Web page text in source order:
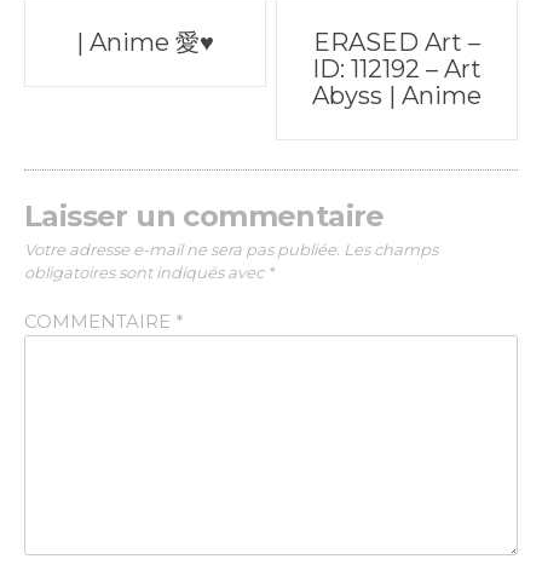
Poste
navigation
| Anime 愛♥
ERASED Art –
ID: 112192 – Art
Abyss | Anime
Laisser un commentaire
Votre adresse e-mail ne sera pas publiée. Les champs
obligatoires sont indiqués avec *
COMMENTAIRE *